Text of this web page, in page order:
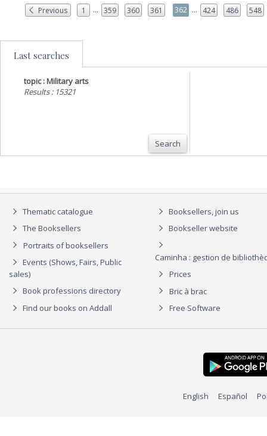
Previous 1 ... 359 360 361 362 ... 424 486 548
Last searches
topic : Military arts
Results : 15321
Search
Thematic catalogue
The Booksellers
Portraits of booksellers
Events (Shows, Fairs, Public
sales)
Book professions directory
Find our books on Addall
Booksellers, join us
Bookseller website
Caminha : gestion de
Prices
Bric à brac
Free Software
English Español